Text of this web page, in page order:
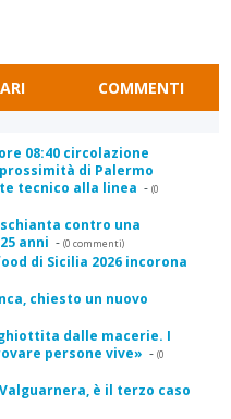
COMMENTI
08:40 circolazione
di Palermo
tecnico alla linea - (0
contro una
anni - (0 commenti)
di Sicilia 2026 incorona
chiesto un nuovo
dalle macerie. I
persone vive» - (0
è il terzo caso